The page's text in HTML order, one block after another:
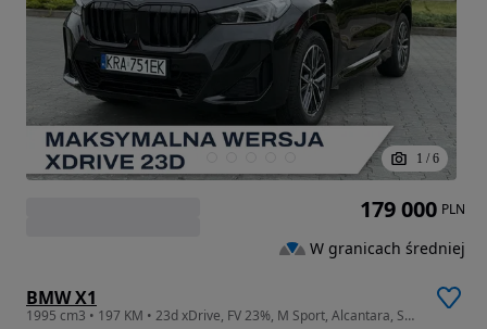
1 / 6
BMW X1
1995 cm3 • 197 KM • 23d xDrive, FV 23%, M Sport, Alcantara, ShadowLine
179 000 PLN
W granicach średniej